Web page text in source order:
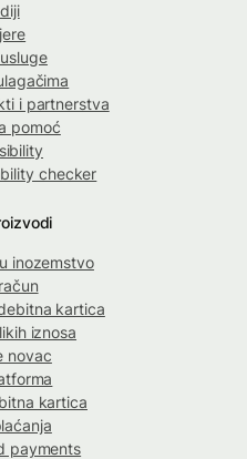
i partnerstva
pomoć
checker
inozemstvo
kartica
iznosa
novac
kartica
payments